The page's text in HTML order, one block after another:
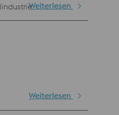
Weiterlesen
Weiterlesen